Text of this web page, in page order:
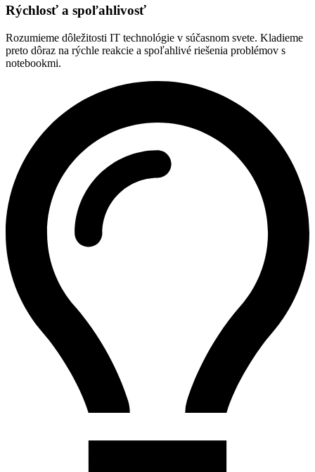
Rýchlosť a spoľahlivosť
Rozumieme dôležitosti IT technológie v súčasnom svete. Kladieme
preto dôraz na rýchle reakcie a spoľahlivé riešenia problémov s
notebookmi.